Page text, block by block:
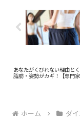
あなたがくびれない理由と
脂肪・姿勢がカギ！【専門家
ホーム ダ